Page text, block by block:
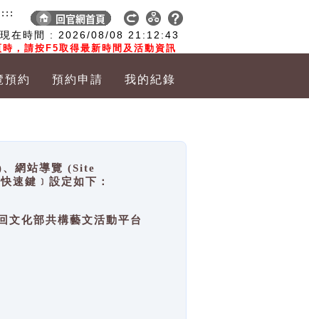
現在時間 : 2026/08/08 21:12:43
，請按F5取得最新時間及活動資訊
:::
預約 預約申請 我的紀錄
、網站導覽 (Site
速鍵﹞設定如下：
化部共構藝文活動平台